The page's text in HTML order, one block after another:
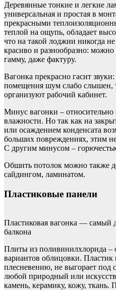
Деревянные тонкие и легкие
универсальная и простая в
прекрасными
теплой на ощупь, обладает
что на такой лоджии никогда
красиво и разнообразно:
гамму, даже фактуру.
Вагонка прекрасно гасит
помещения шум слабо слышен,
организуют рабочий кабинет.
Минус вагонки – относительно
влажности. Но так как на
или осаждением конденсата
больших повреждениях, этим
С другим минусом –
Обшить потолок можно также
сайдингом, ламинатом.
Пластиковые панели
Пластиковая вагонка — самый
балкона
Плиты из поливинилхлорида
вариантов облицовки.
плесневению, не выгорает
любой природный или
камень, керамику, кожу, ткань.